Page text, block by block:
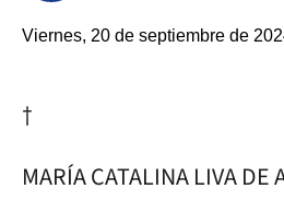
Viernes, 20 de septiembre de
†
MARÍA CATALINA LIVA DE